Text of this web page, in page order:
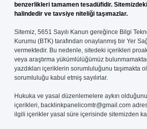
benzerlikleri tamamen tesadüfidir.
halindedir ve tavsiye niteliği taşımazlar.
Sitemiz, 5651 Sayılı Kanun gereğince Bilgi
Kurumu (BTK) tarafından onaylanmış bir Yer
vermektedir. Bu nedenle, sitedeki içerikleri
veya araştırma yükümlülüğümüz
yazdıkları içeriklerin sorumluluğunu taşımakta
sorumluluğu kabul etmiş sayılırlar.
Hukuka ve yasal düzenlemelere aykırı
içerikleri, backlinkpanelicomtr@gmail.com
ilgili içerikler yasal süre içerisinde sitemizden